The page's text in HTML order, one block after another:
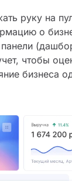
руку на
о
чтобы
бизнеса